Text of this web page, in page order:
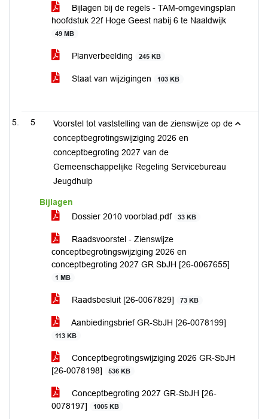
Bijlagen bij de regels - TAM-omgevingsplan
hoofdstuk 22f Hoge Geest nabij 6 te Naaldwijk
49 MB
Planverbeelding 245 KB
Staat van wijzigingen 103 KB
5
Voorstel tot vaststelling van de zienswijze op de
conceptbegrotingswijziging 2026 en
conceptbegroting 2027 van de
Gemeenschappelijke Regeling Servicebureau
Jeugdhulp
Bijlagen
Dossier 2010 voorblad.pdf
33 KB
Raadsvoorstel - Zienswijze
conceptbegrotingswijziging 2026 en
conceptbegroting 2027 GR SbJH [26-0067655]
1 MB
Raadsbesluit [26-0067829] 73 KB
Aanbiedingsbrief GR-SbJH [26-0078199]
113 KB
Conceptbegrotingswijziging 2026 GR-SbJH
[26-0078198]
536 KB
Conceptbegroting 2027 GR-SbJH [26-
0078197]
1005 KB